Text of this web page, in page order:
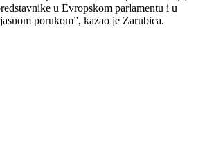
u Evropskom parlamentu i u
porukom”, kazao je Zarubica.